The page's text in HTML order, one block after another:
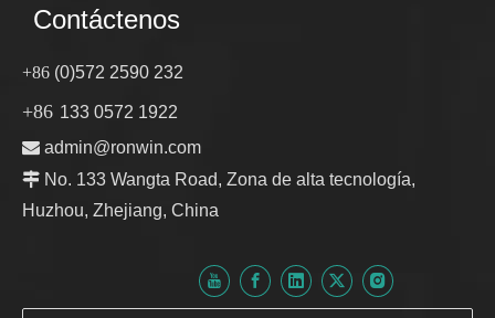
Contáctenos
+86 (0)572 2590 232
+86 133 0572 1922
 admin@ronwin.com
 No. 133 Wangta Road, Zona de alta tecnología,
Huzhou, Zhejiang, China